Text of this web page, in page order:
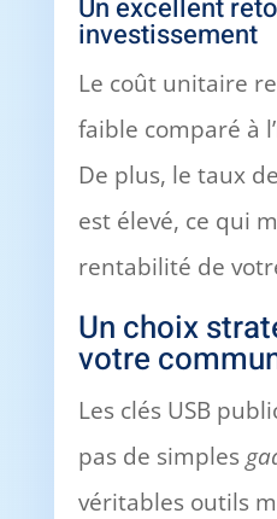
Un excellent
investissement
Le coût unitaire
faible comparé à
De plus, le taux
est élevé, ce qui
rentabilité de
Un choix
votre
Les clés USB
pas de simples
véritables outils